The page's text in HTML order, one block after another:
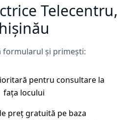
Telecentru,
formularul și primești:
pentru consultare la
fața locului
preț gratuită pe baza